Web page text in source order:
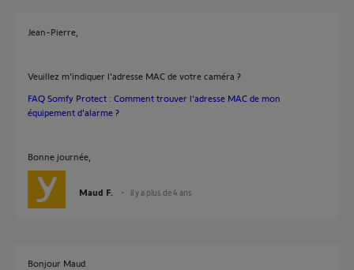
Jean-Pierre,
Veuillez m'indiquer l'adresse MAC de votre caméra ?
FAQ Somfy Protect : Comment trouver l’adresse MAC de mon
équipement d'alarme ?
Bonne journée,
Maud F. il y a plus de 4 ans
Bonjour Maud